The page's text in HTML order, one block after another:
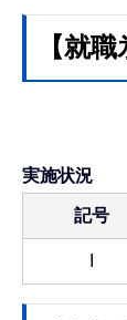
【就
実施状況
記号